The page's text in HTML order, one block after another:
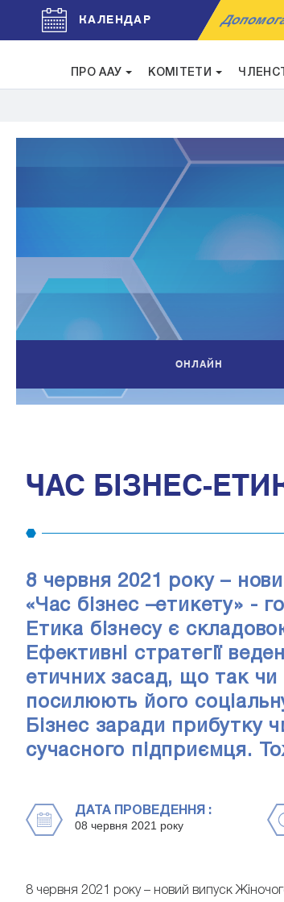
КАЛЕНДАР
ПРО ААУ КОМІТЕТИ
ОНЛАЙН
ЧАС БІЗНЕС-
8 червня 2021 року –
«Час бізнес –етикету» -
Етика бізнесу є
Ефективні стратегії
етичних засад, що так
посилюють його
Бізнес заради прибутку
сучасного підприємця.
ДАТА ПРОВЕДЕННЯ :
08 червня 2021 року
8 червня 2021 року – новий випуск